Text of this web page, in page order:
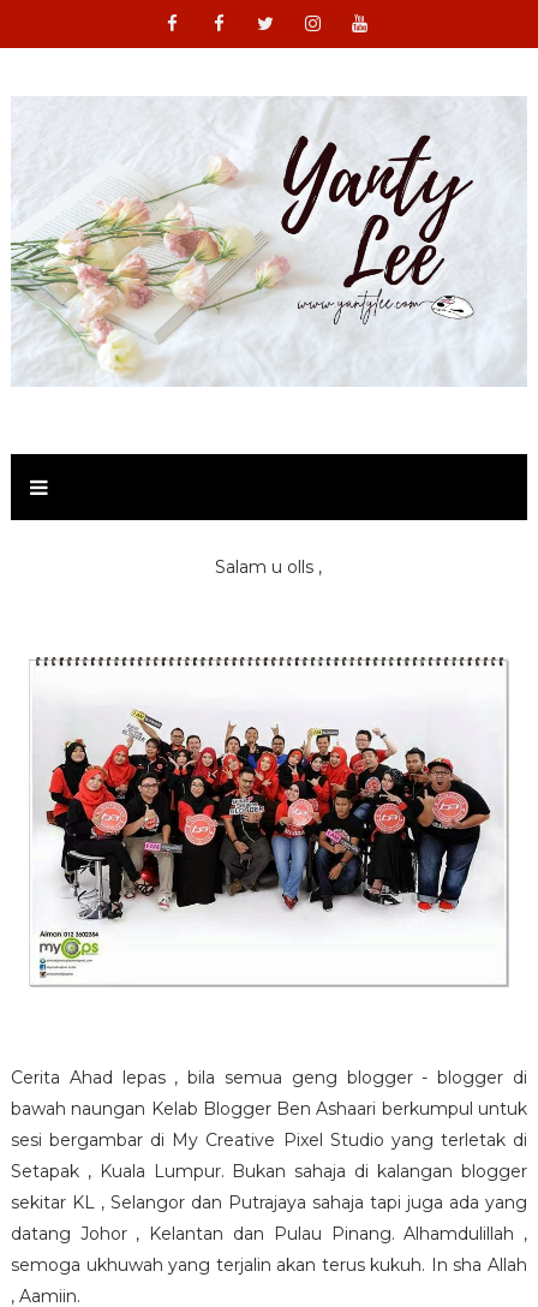
Salam u olls ,
Cerita Ahad lepas , bila semua geng blogger - blogger di
bawah naungan Kelab Blogger Ben Ashaari berkumpul untuk
sesi bergambar di My Creative Pixel Studio yang terletak di
Setapak , Kuala Lumpur. Bukan sahaja di kalangan blogger
sekitar KL , Selangor dan Putrajaya sahaja tapi juga ada yang
datang Johor , Kelantan dan Pulau Pinang. Alhamdulillah ,
semoga ukhuwah yang terjalin akan terus kukuh. In sha Allah
, Aamiin.